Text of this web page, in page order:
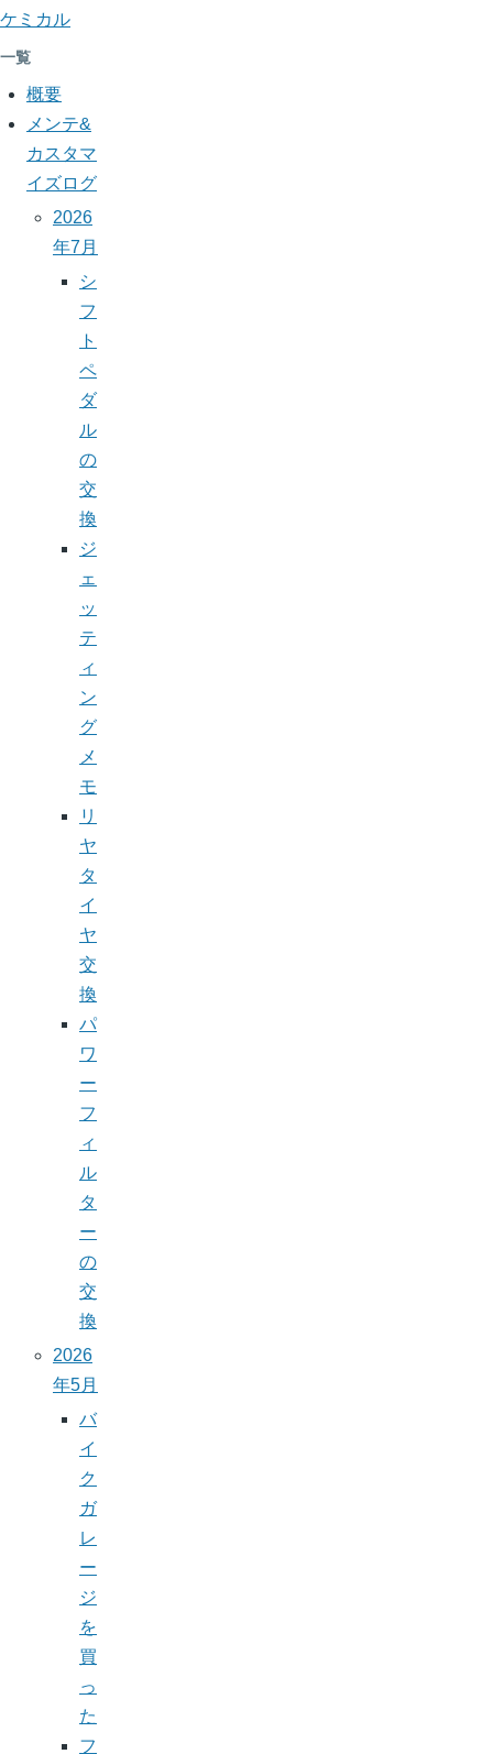
ケミカル
一覧
概要
メンテ&
カスタマ
イズログ
2026
年7月
シ
フ
ト
ペ
ダ
ル
の
交
換
ジ
ェ
ッ
テ
ィ
ン
グ
メ
モ
リ
ヤ
タ
イ
ヤ
交
換
パ
ワ
ー
フ
ィ
ル
タ
ー
の
交
換
2026
年5月
バ
イ
ク
ガ
レ
ー
ジ
を
買
っ
た
フ